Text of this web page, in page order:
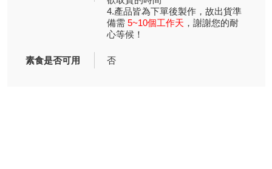
4.產品皆為下單後製作，故出貨準
備需5~10個工作天 ，謝謝您的耐
心等候！
素食是否可用 否